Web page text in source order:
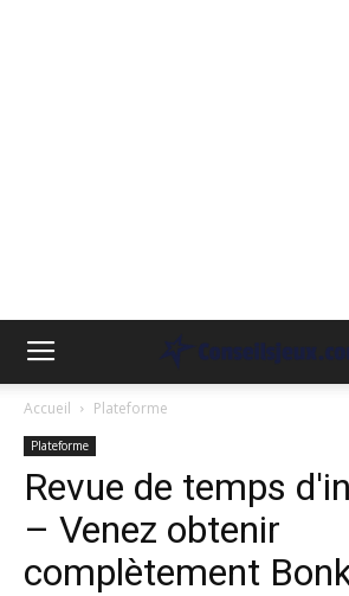
Accueil Plateforme
Plateforme
Revue de temps
– Venez obtenir
complètement